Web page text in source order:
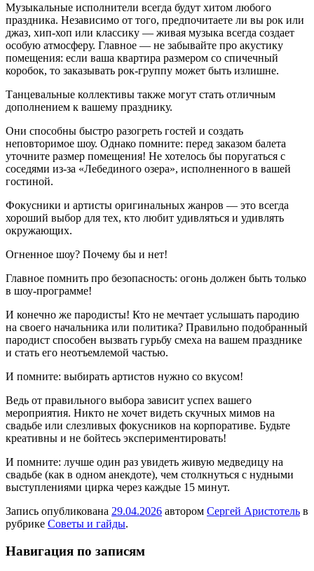
Музыкальные исполнители всегда будут хитом любого
праздника. Независимо от того, предпочитаете ли вы рок или
джаз, хип-хоп или классику — живая музыка всегда создает
особую атмосферу. Главное — не забывайте про акустику
помещения: если ваша квартира размером со спичечный
коробок, то заказывать рок-группу может быть излишне.
Танцевальные коллективы также могут стать отличным
дополнением к вашему празднику.
Они способны быстро разогреть гостей и создать
неповторимое шоу. Однако помните: перед заказом балета
уточните размер помещения! Не хотелось бы поругаться с
соседями из-за «Лебединого озера», исполненного в вашей
гостиной.
Фокусники и артисты оригинальных жанров — это всегда
хороший выбор для тех, кто любит удивляться и удивлять
окружающих.
Огненное шоу? Почему бы и нет!
Главное помнить про безопасность: огонь должен быть только
в шоу-программе!
И конечно же пародисты! Кто не мечтает услышать пародию
на своего начальника или политика? Правильно подобранный
пародист способен вызвать гурьбу смеха на вашем празднике
и стать его неотъемлемой частью.
И помните: выбирать артистов нужно со вкусом!
Ведь от правильного выбора зависит успех вашего
мероприятия. Никто не хочет видеть скучных мимов на
свадьбе или слезливых фокусников на корпоративе. Будьте
креативны и не бойтесь экспериментировать!
И помните: лучше один раз увидеть живую медведицу на
свадьбе (как в одном анекдоте), чем столкнуться с нудными
выступлениями цирка через каждые 15 минут.
Запись опубликована 29.04.2026 автором Сергей Аристотель в
рубрике Советы и гайды.
Навигация по записям